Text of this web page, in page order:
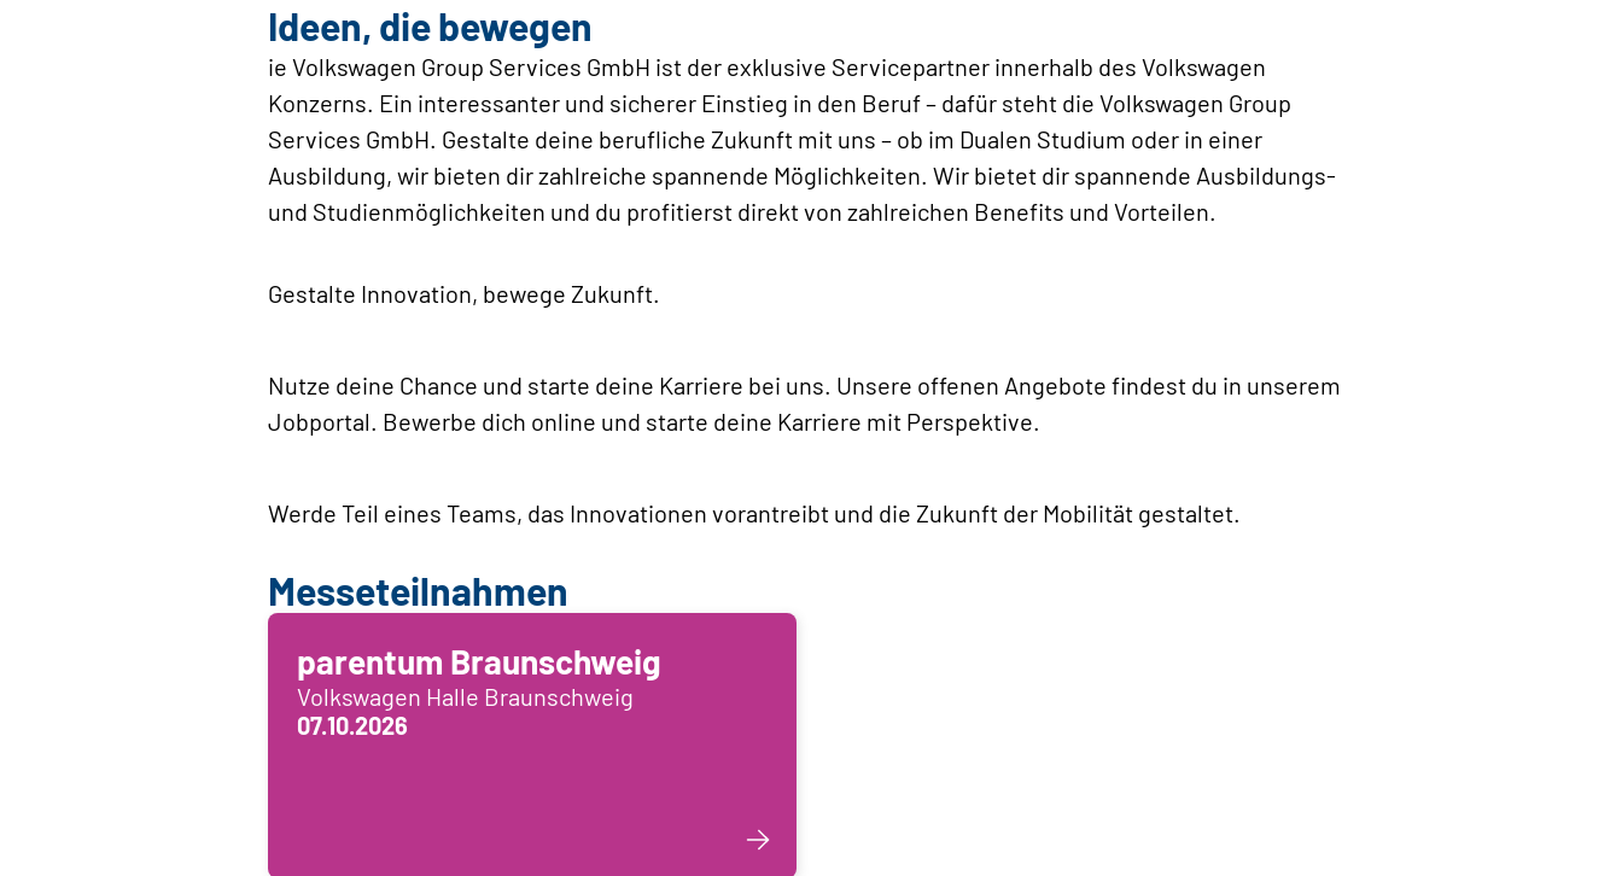
Ideen, die bewegen
ie Volkswagen Group Services GmbH ist der exklusive Servicepartner innerhalb des Volkswagen
Konzerns. Ein interessanter und sicherer Einstieg in den Beruf – dafür steht die Volkswagen Group
Services GmbH. Gestalte deine berufliche Zukunft mit uns – ob im Dualen Studium oder in einer
Ausbildung, wir bieten dir zahlreiche spannende Möglichkeiten. Wir bietet dir spannende Ausbildungs-
und Studienmöglichkeiten und du profitierst direkt von zahlreichen Benefits und Vorteilen.
Gestalte Innovation, bewege Zukunft.
Nutze deine Chance und starte deine Karriere bei uns. Unsere offenen Angebote findest du in unserem
Jobportal. Bewerbe dich online und starte deine Karriere mit Perspektive.
Werde Teil eines Teams, das Innovationen vorantreibt und die Zukunft der Mobilität gestaltet.
Messeteilnahmen
parentum Braunschweig
Volkswagen Halle Braunschweig
07.10.2026